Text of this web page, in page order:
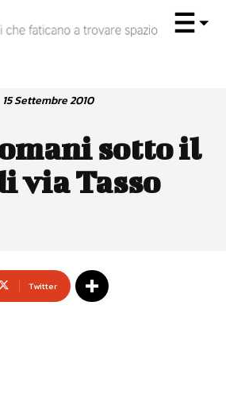
15 Settembre 2010
sotto il
via Tasso
Twitter